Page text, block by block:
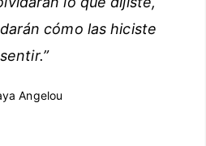
cómo las hiciste
sentir.”
Angelou